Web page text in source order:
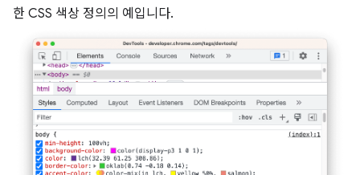
한 CSS 색상 정의의 예입니다.